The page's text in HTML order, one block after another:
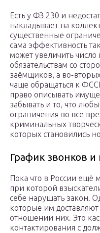
Есть у ФЗ 230 и
накладывает на
существенные
сама эффективность
может увеличить
обязательствам со
заёмщиков, а во-
чаще обращаться к
право описывать
забывать и то, что
ограничения во все
криминальных
которых становились
График звонков
Пока что в России ещё
при которой
себе нарушать закон.
которые им
отношении них. Это
контактирования с